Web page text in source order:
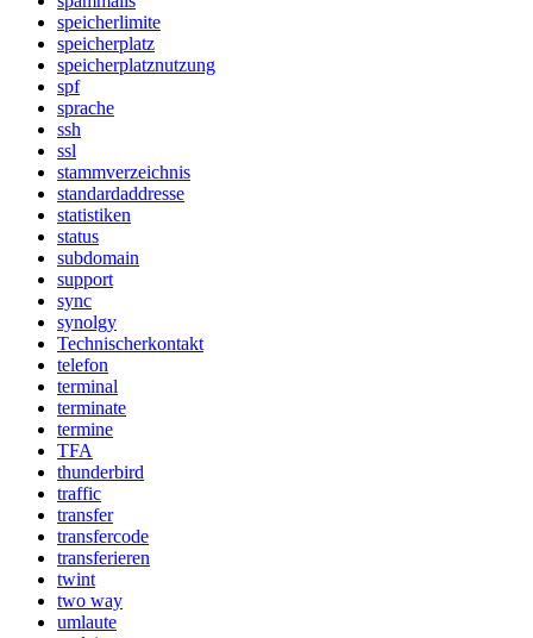
speicherlimite
speicherplatz
speicherplatznutzung
spf
sprache
ssh
ssl
stammverzeichnis
standardaddresse
statistiken
status
subdomain
support
sync
synolgy
Technischerkontakt
telefon
terminal
terminate
termine
TFA
thunderbird
traffic
transfer
transfercode
transferieren
twint
two way
umlaute